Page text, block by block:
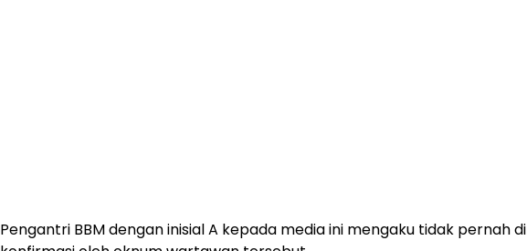
Pengantri BBM dengan inisial A kepada media ini mengaku tidak pernah di